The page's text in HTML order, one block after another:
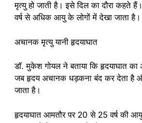
मृत्यु हो जाती है। इसे दिल का दौरा कहते
वर्ष से अधिक आयु के लोगों में देखा जाता है।
अचानक मृत्यु यानी हृदयाघात
डॉ. मुकेश गोयल ने बताया कि हृदयाघात
जब हृदय अचानक धड़कना बंद कर देता है और
जाता है।
हृदयाघात आमतौर पर 20 से 25 वर्ष की आयु